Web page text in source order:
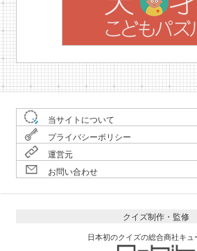
当サイトについて
プライバシーポリシー
運営元
お問い合わせ
クイズ制作・監修
日本初のクイズの総合商社キュ